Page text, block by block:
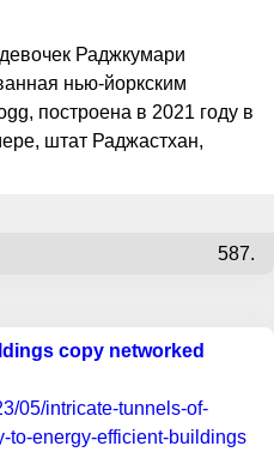
Раджкумари
нью-йоркским
построена в 2021 году в
штат Раджастхан,
587.
copy networked
05/intricate-tunnels-of-
to-energy-efficient-buildings